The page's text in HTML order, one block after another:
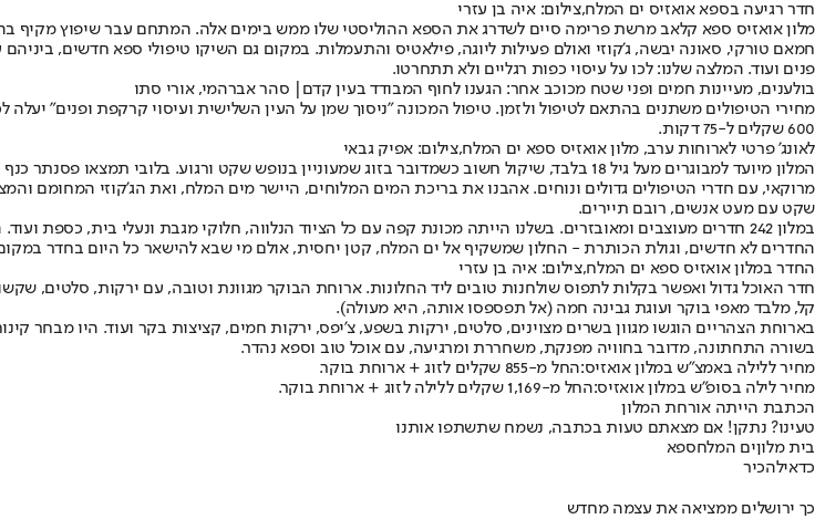
חדר רגיעה בספא אואזיס ים המלח,צילום: איה בן עזרי
מלון אואזיס ספא קלאב מרשת פרימה סיים לשדרג את הספא ההוליסטי שלו ממש בימים אלה. המתחם עבר שיפוץ מקיף
חמאם טורקי, סאונה יבשה, ג’קוזי ואולם פעילות ליוגה, פילאטיס והתעמלות. במקום גם השיקו טיפולי ספא חדשים,
פנים ועוד. המלצה שלנו: לכו על עיסוי כפות רגליים ולא תתחרטו.
בולענים, מעיינות חמים ופני שטח מכוכב אחר: הגענו לחוף המבודד בעין קדם| סהר אברהמי, אורי סתו
600 שקלים ל-75 דקות.
לאונג' פרטי לארוחות ערב, מלון אואזיס ספא ים המלח,צילום: אפיק גבאי
המלון מיועד למבוגרים מעל גיל 18 בלבד, שיקול חשוב כשמדובר בזוג שמעוניין בנופש שקט ורגוע.
מרוקאי, עם חדרי הטיפולים גדולים ונוחים. אהבנו את בריכת המים המלוחים, היישר מים המלח, ואת הג'קוזי המחומם
שקט עם מעט אנשים, רובם תיירים.
במלון 242 חדרים מעוצבים ומאובזרים. בשלנו הייתה מכונת קפה עם כל הציוד הנלווה, חלוקי מגבת ונעלי בית,
החדרים לא חדשים, וגולת הכותרת - החלון שמשקיף אל ים המלח, קטן יחסית, אולם מי שבא להישאר כל היום בחדר
החדר במלון אואזיס ספא ים המלח,צילום: איה בן עזרי
חדר האוכל גדול ואפשר בקלות לתפוס שולחנות טובים ליד החלונות. ארוחת הבוקר מגוונת וטובה, עם ירקות, סלטים,
קל, מלבד מאפי בוקר ועוגת גבינה חמה (אל תפספסו אותה, היא מעולה).
בארוחת הצהריים הוגשו מגוון בשרים מצוינים, סלטים, ירקות בשפע, צ'יפס, ירקות חמים, קציצות בקר ועוד. היו מבחר
בשורה התחתונה, מדובר בחוויה מפנקת, משחררת ומרגיעה, עם אוכל טוב וספא נהדר.
מחיר ללילה באמצ"ש במלון אואזיס:החל מ-855 שקלים לזוג + ארוחת בוקר.
מחיר לילה בסופ"ש במלון אואזיס:החל מ-1,169 שקלים ללילה לזוג + ארוחת בוקר.
הכתבת הייתה אורחת המלון
טעינו? נתקן! אם מצאתם טעות בכתבה, נשמח שתשתפו אותנו
בית מלוןים המלחספא
כדאילהכיר
כך ירושלים ממציאה את עצמה מחדש